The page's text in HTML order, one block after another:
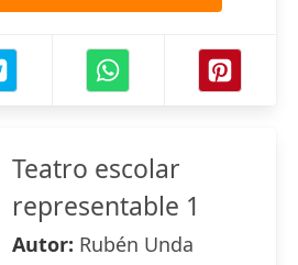
Teatro escolar
representable 1
Autor: Rubén Unda